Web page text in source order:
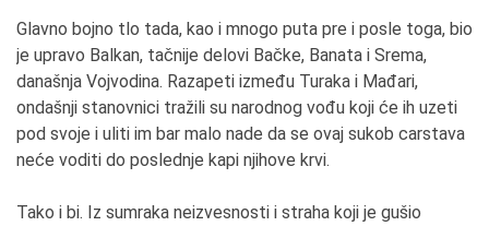
Glavno bojno tlo tada, kao i mnogo puta pre i posle toga, bio
je upravo Balkan, tačnije delovi Bačke, Banata i Srema,
današnja Vojvodina. Razapeti između Turaka i Mađari,
ondašnji stanovnici tražili su narodnog vođu koji će ih uzeti
pod svoje i uliti im bar malo nade da se ovaj sukob carstava
neće voditi do poslednje kapi njihove krvi.
Tako i bi. Iz sumraka neizvesnosti i straha koji je gušio